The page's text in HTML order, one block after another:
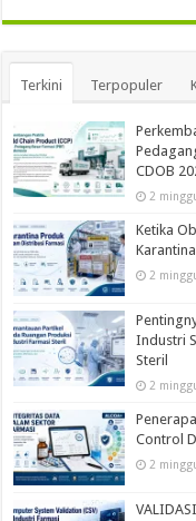
Terkini Terpopuler
CDOB
2
Ketika
2
Industri
Steril
2
Control
2